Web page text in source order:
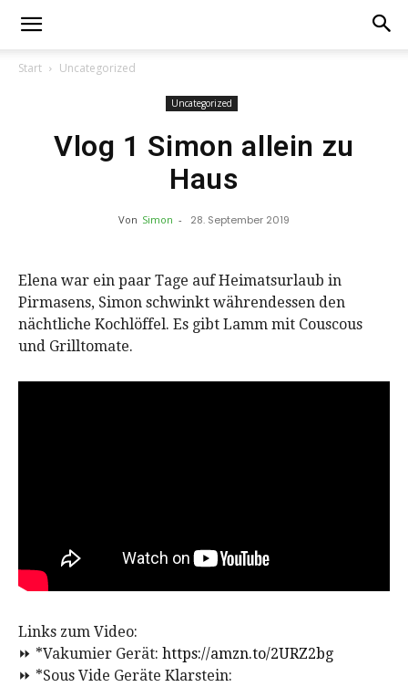
Start Uncategorized
Uncategorized
Vlog 1 Simon allein zu
Haus
Von Simon - 28. September 2019
Elena war ein paar Tage auf Heimatsurlaub in
Pirmasens, Simon schwinkt währendessen den
nächtliche Kochlöffel. Es gibt Lamm mit Couscous
und Grilltomate.
Links zum Video:
⏩ *Vakumier Gerät: https://amzn.to/2URZ2bg
⏩ *Sous Vide Geräte Klarstein: